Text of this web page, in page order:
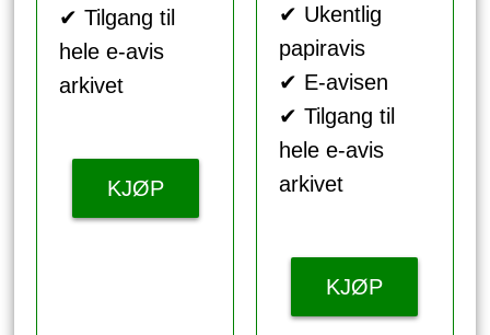
✔ Tilgang til
hele e-avis
arkivet
KJØP
✔ Ukentlig
papiravis
✔ E-avisen
✔ Tilgang til
hele e-avis
arkivet
KJØP